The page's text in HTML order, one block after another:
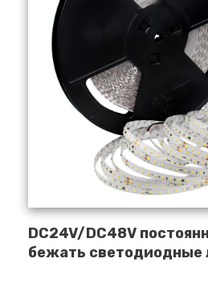
DC24V/DC48V
бежать светодиодные